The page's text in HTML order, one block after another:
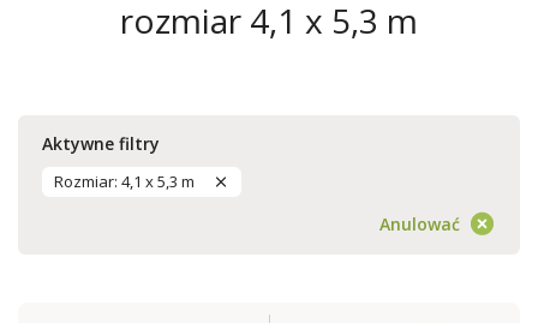
rozmiar 4,1 x 5,3 m
Aktywne filtry
Rozmiar: 4,1 x 5,3 m
Anulować